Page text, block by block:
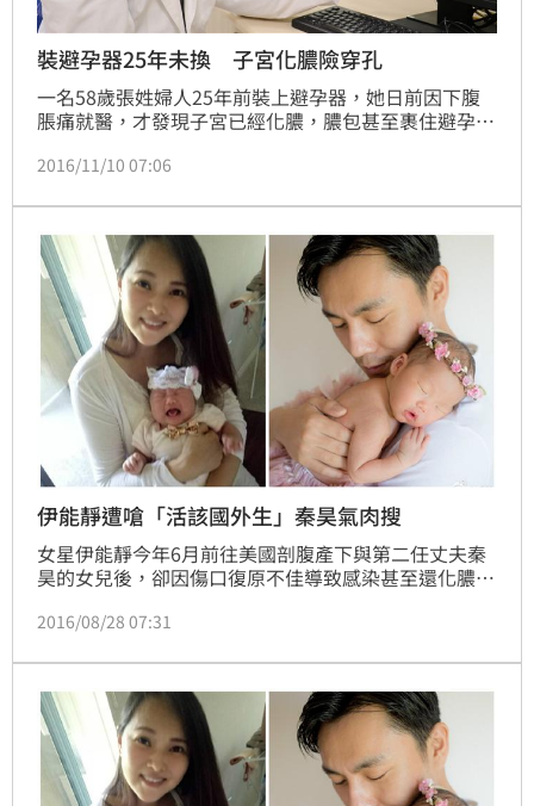
裝避孕器25年未換 子宮化膿險穿孔
一名58歲張姓婦人25年前裝上避孕器，她日前因下腹
脹痛就醫，才發現子宮已經化膿，膿包甚至裹住避孕
利出院。
2016/11/10 07:06
伊能靜遭嗆「活該國外生」秦昊氣肉搜
女星伊能靜今年6月前往美國剖腹產下與第二任丈夫秦
昊的女兒後，卻因傷口復原不佳導致感染甚至還化膿，
翻。伊能靜的丈夫秦昊還揚言要公開與醫師看診過程中
還私訊嗆他「誰要你到國外生孩子」。
2016/08/28 07:31